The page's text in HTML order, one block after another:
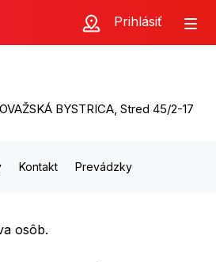
Prihlásiť
BYSTRICA, Stred 45/2-17
Kontakt Prevádzky
osôb.